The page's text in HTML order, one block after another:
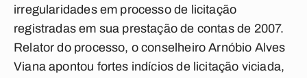
irregularidades em processo de licitação
registradas em sua prestação de contas de 2007.
Relator do processo, o conselheiro Arnóbio Alves
Viana apontou fortes indícios de licitação viciada,